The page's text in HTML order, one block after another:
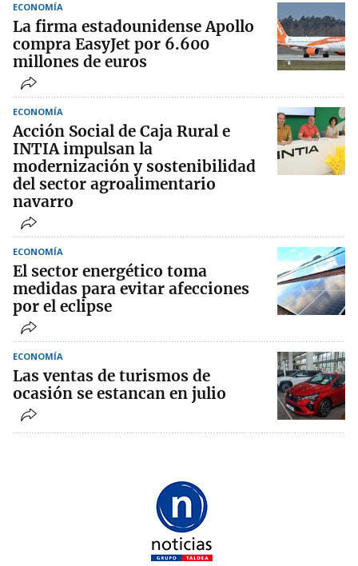
ECONOMÍA
La firma estadounidense Apollo
compra EasyJet por 6.600
millones de euros
ECONOMÍA
Acción Social de Caja Rural e
INTIA impulsan la
modernización y sostenibilidad
del sector agroalimentario
navarro
ECONOMÍA
El sector energético toma
medidas para evitar afecciones
por el eclipse
ECONOMÍA
Las ventas de turismos de
ocasión se estancan en julio